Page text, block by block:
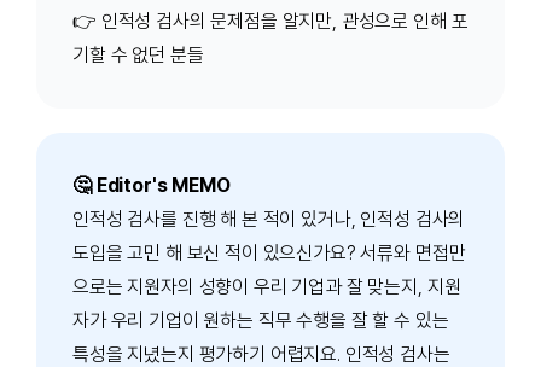
👉 인적성 검사의 문제점을 알지만, 관성으로 인해 포
기할 수 없던 분들
🤔 Editor's MEMO
인적성 검사를 진행 해 본 적이 있거나, 인적성 검사의
도입을 고민 해 보신 적이 있으신가요? 서류와 면접만
으로는 지원자의 성향이 우리 기업과 잘 맞는지, 지원
자가 우리 기업이 원하는 직무 수행을 잘 할 수 있는
특성을 지녔는지 평가하기 어렵지요. 인적성 검사는